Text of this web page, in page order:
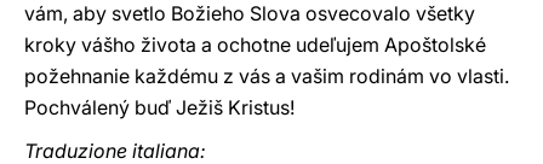
vám, aby svetlo Božieho Slova osvecovalo všetky
kroky vášho života a ochotne udeľujem Apoštolské
požehnanie každému z vás a vašim rodinám vo vlasti.
Pochválený buď Ježiš Kristus!
Traduzione italiana: